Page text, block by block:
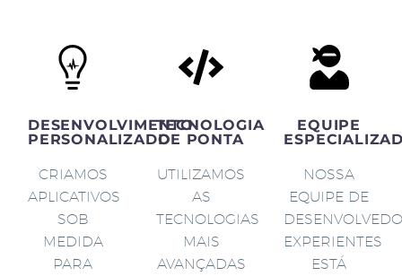
DESENVOLVIMENTO
PERSONALIZADO
CRIAMOS
APLICATIVOS
SOB
MEDIDA
PARA
TECNOLOGIA
DE PONTA
UTILIZAMOS
AS
TECNOLOGIAS
MAIS
AVANÇADAS
EQUIPE
NOSSA
EQUIPE DE
EXPERIENTES
ESTÁ